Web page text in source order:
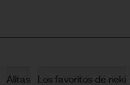
Alitas Los favoritos de neki